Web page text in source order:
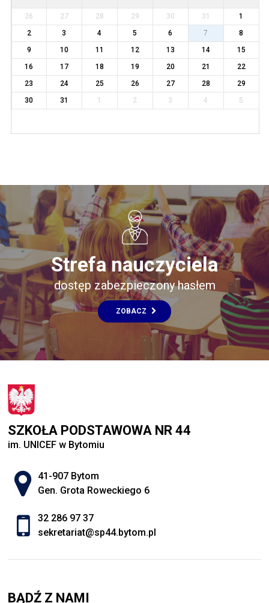
26 27 28 29 30 31
1
2
3 4 5 6 7
8
9
10 11 12 13 14
15
16
17 18 19 20 21
22
23
24 25 26 27 28
29
30
31 1 2 3 4 5
Strefa nauczyciela
dostęp zabezpieczony hasłem
ZOBACZ
SZKOŁA PODSTAWOWA NR 44
im. UNICEF w Bytomiu
Adres pocztowy:
41-907 Bytom
Gen. Grota Roweckiego 6
32 286 97 37
sekretariat@sp44.bytom.pl
BĄDŹ Z NAMI